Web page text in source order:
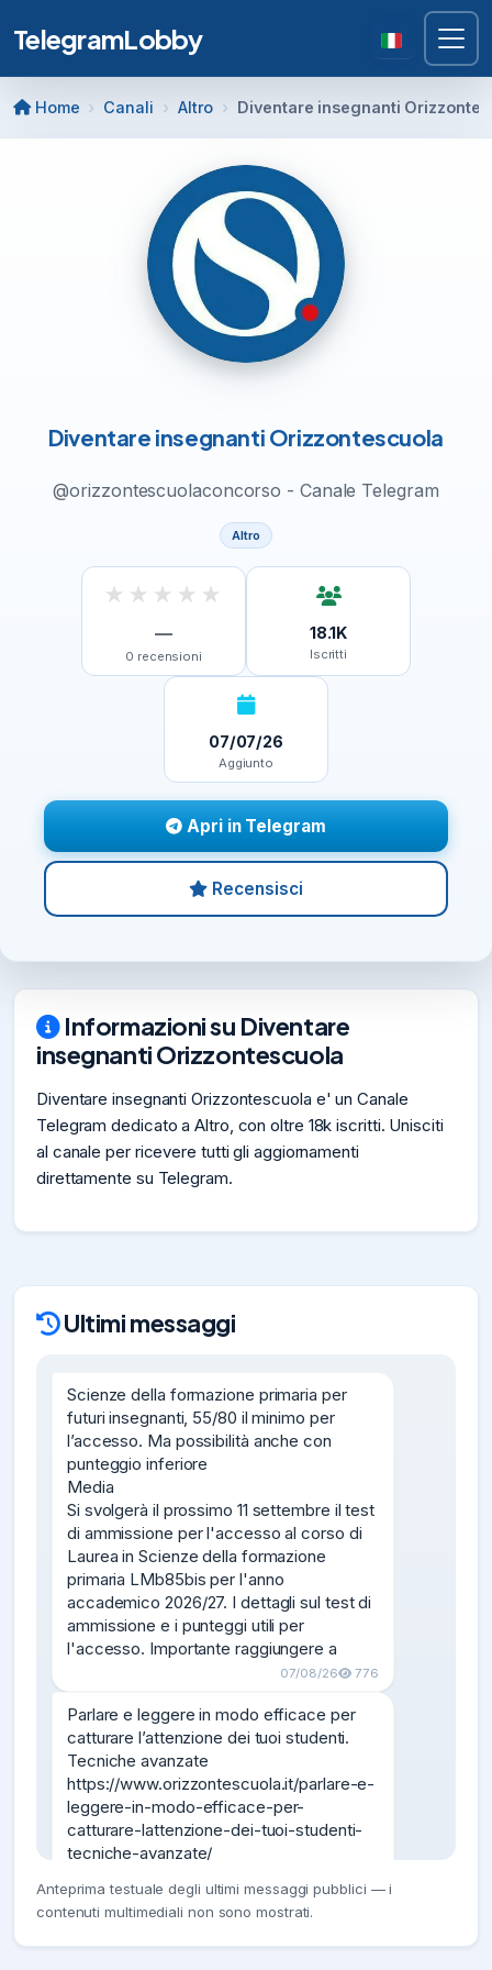
TelegramLobby
Home Canali Altro Diventare insegnanti
Diventare insegnanti Orizzontescuola
@orizzontescuolaconcorso - Canale Telegram
Altro
★ ★ ★ ★ ★
—
0 recensioni
18.1K
Iscritti
07/07/26
Aggiunto
Apri in Telegram
Recensisci
Informazioni su Diventare
insegnanti Orizzontescuola
Diventare insegnanti Orizzontescuola e' un Canale
Telegram dedicato a Altro, con oltre 18k iscritti. Unisciti
al canale per ricevere tutti gli aggiornamenti
direttamente su Telegram.
Ultimi messaggi
Scienze della formazione primaria per
futuri insegnanti, 55/80 il minimo per
l’accesso. Ma possibilità anche con
punteggio inferiore
Media
Si svolgerà il prossimo 11 settembre il test
di ammissione per l'accesso al corso di
Laurea in Scienze della formazione
primaria LMb85bis per l'anno
accademico 2026/27. I dettagli sul test di
ammissione e i punteggi utili per
l'accesso. Importante raggiungere a
07/08/26 776
Parlare e leggere in modo efficace per
catturare l’attenzione dei tuoi studenti.
Tecniche avanzate
https://www.orizzontescuola.it/parlare-e-
leggere-in-modo-efficace-per-
catturare-lattenzione-dei-tuoi-studenti-
tecniche-avanzate/
Scuole paritarie, proroga assunzione
docenti anche senza abilitazione ma con
Anteprima testuale degli ultimi messaggi pubblici — i
contenuti multimediali non sono mostrati.